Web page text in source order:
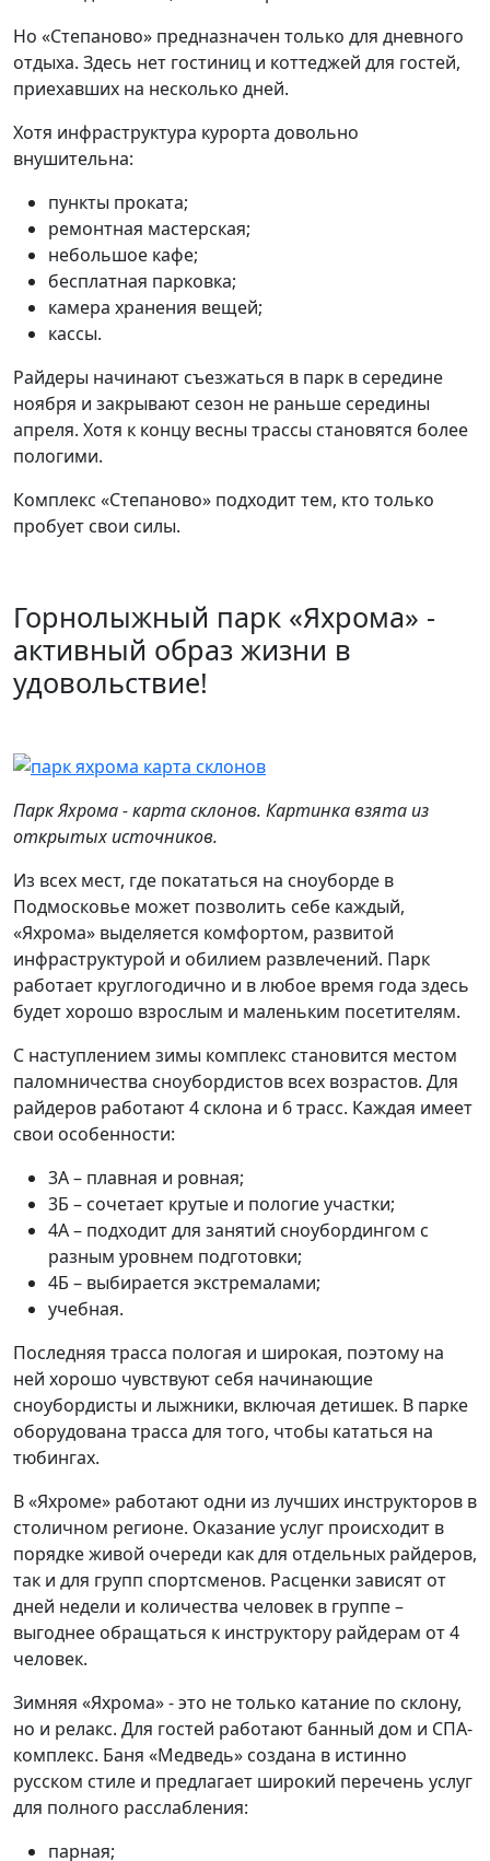
Но «Степаново» предназначен только для дневного
отдыха. Здесь нет гостиниц и коттеджей для гостей,
приехавших на несколько дней.
Хотя инфраструктура курорта довольно
внушительна:
пункты проката;
ремонтная мастерская;
небольшое кафе;
бесплатная парковка;
камера хранения вещей;
кассы.
Райдеры начинают съезжаться в парк в середине
ноября и закрывают сезон не раньше середины
апреля. Хотя к концу весны трассы становятся более
пологими.
Комплекс «Степаново» подходит тем, кто только
пробует свои силы.
Горнолыжный парк «Яхрома» -
активный образ жизни в
удовольствие!
Парк Яхрома - карта склонов. Картинка взята из
открытых источников.
Из всех мест, где покататься на сноуборде в
Подмосковье может позволить себе каждый,
«Яхрома» выделяется комфортом, развитой
инфраструктурой и обилием развлечений. Парк
работает круглогодично и в любое время года здесь
будет хорошо взрослым и маленьким посетителям.
С наступлением зимы комплекс становится местом
паломничества сноубордистов всех возрастов. Для
райдеров работают 4 склона и 6 трасс. Каждая имеет
свои особенности:
3А – плавная и ровная;
3Б – сочетает крутые и пологие участки;
4А – подходит для занятий сноубордингом с
разным уровнем подготовки;
4Б – выбирается экстремалами;
учебная.
Последняя трасса пологая и широкая, поэтому на
ней хорошо чувствуют себя начинающие
сноубордисты и лыжники, включая детишек. В парке
оборудована трасса для того, чтобы кататься на
тюбингах.
В «Яхроме» работают одни из лучших инструкторов в
столичном регионе. Оказание услуг происходит в
порядке живой очереди как для отдельных райдеров,
так и для групп спортсменов. Расценки зависят от
дней недели и количества человек в группе –
выгоднее обращаться к инструктору райдерам от 4
человек.
Зимняя «Яхрома» - это не только катание по склону,
но и релакс. Для гостей работают банный дом и СПА-
комплекс. Баня «Медведь» создана в истинно
русском стиле и предлагает широкий перечень услуг
для полного расслабления:
парная;